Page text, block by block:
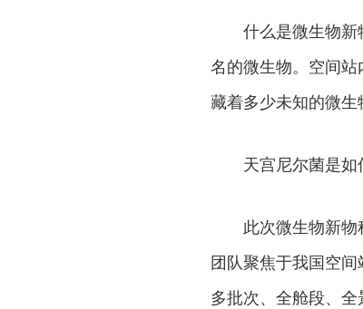
什么是微生物
名的微生物。空间
藏着多少未知的微生
天宫尼尔菌是如
此次微生物新
团队聚焦于我国空
多批次、全舱段、